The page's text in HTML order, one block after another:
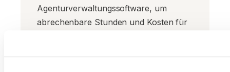
Agenturverwaltungssoftware, um
abrechenbare Stunden und Kosten für